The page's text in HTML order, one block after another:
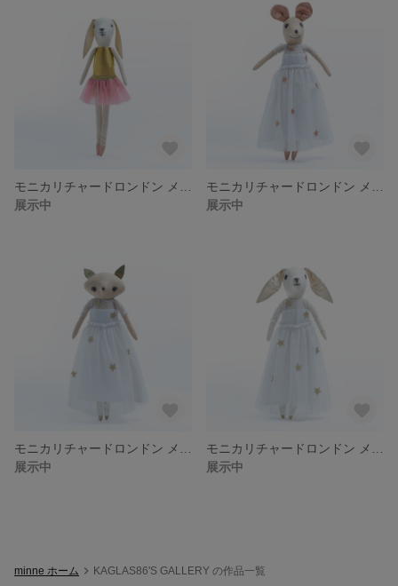
展示中
展示中
展示中
展示中
minne ホーム KAGLAS86'S GALLERY の作品一覧